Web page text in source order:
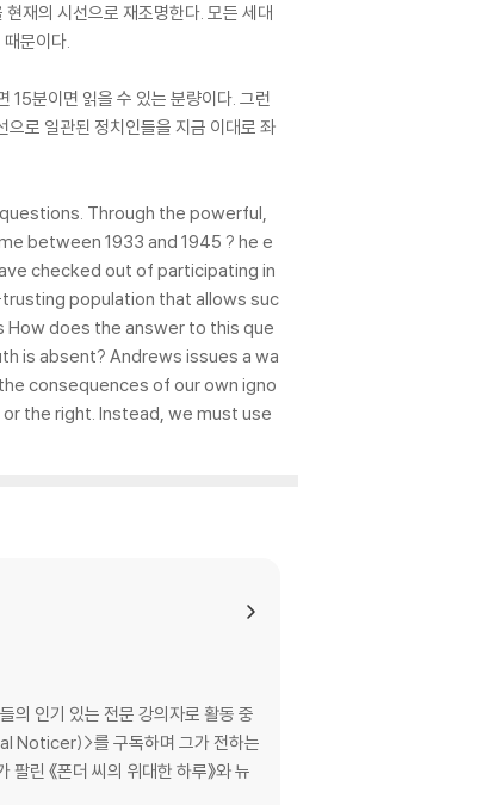
재의 시선으로 재조명한다. 모든 세대
문이다.
15분이면 읽을 수 있는 분량이다. 그런
으로 일관된 정치인들을 지금 이대로 좌
Through the powerful,
between 1933 and 1945 ? he e
checked out of participating in
population that allows suc
does the answer to this que
is absent? Andrews issues a wa
consequences of our own igno
the right. Instead, we must use
의 인기 있는 전문 강의자로 활동 중
Noticer)>를 구독하며 그가 전하는